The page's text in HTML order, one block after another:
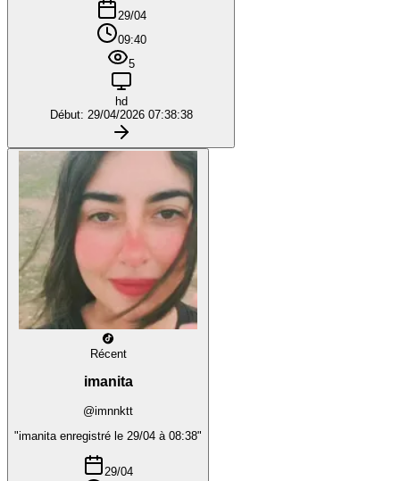
29/04
09:40
5
hd
Début: 29/04/2026 07:38:38
Récent
imanita
@imnnktt
"imanita enregistré le 29/04 à 08:38"
29/04